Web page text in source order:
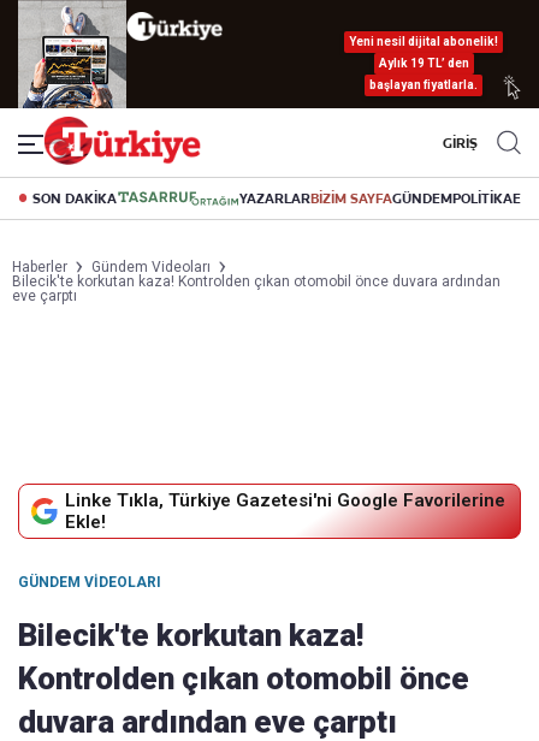
Yeni nesil dijital abonelik!
Aylık 19 TL’ den
başlayan fiyatlarla.
GİRİŞ
SON DAKİKA YAZARLARBİZİM SAYFAGÜNDEMPOLİTİKA
Haberler
Gündem Videoları
Bilecik'te korkutan kaza! Kontrolden çıkan otomobil önce duvara ardından
eve çarptı
Linke Tıkla, Türkiye Gazetesi'ni Google Favorilerine
Ekle!
GÜNDEM VIDEOLARI
Bilecik'te korkutan kaza!
Kontrolden çıkan otomobil önce
duvara ardından eve çarptı